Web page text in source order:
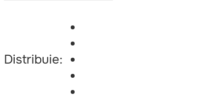
Distribuie: